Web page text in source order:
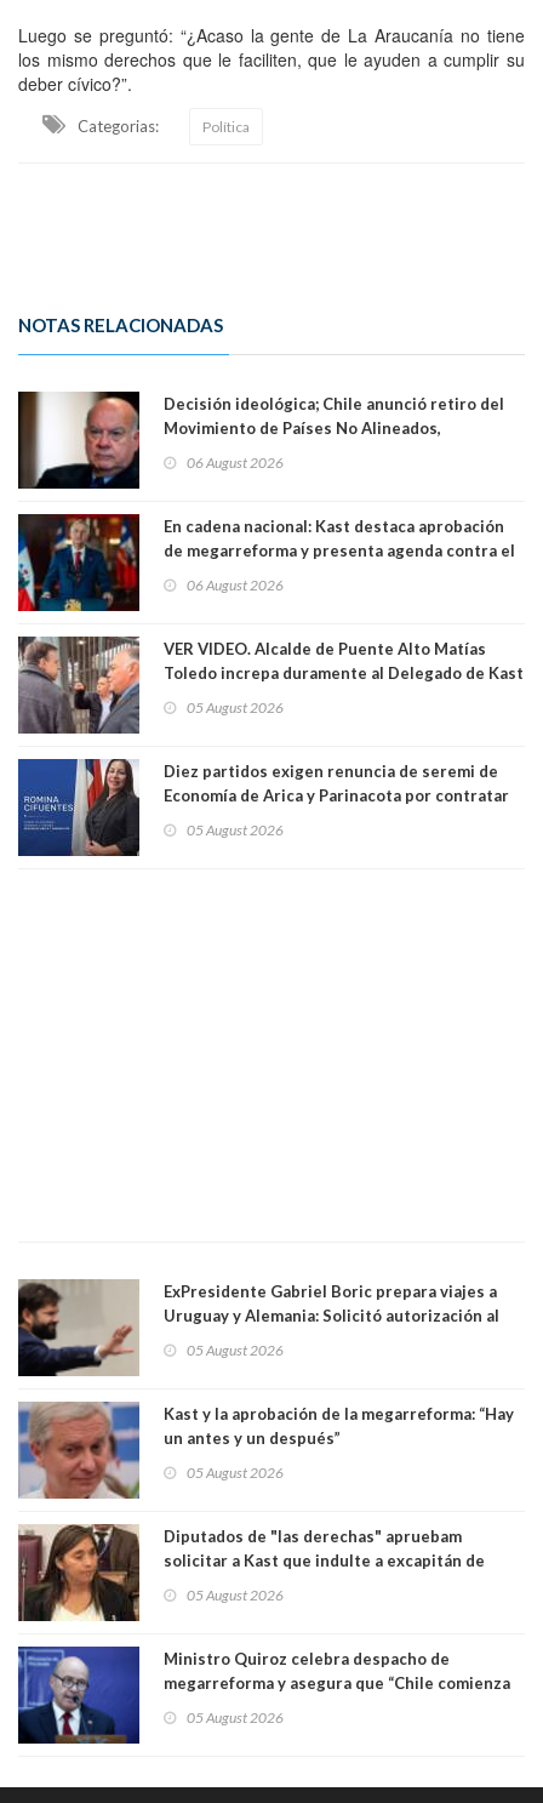
Luego se preguntó: “¿Acaso la gente de La Araucanía no tiene
los mismo derechos que le faciliten, que le ayuden a cumplir su
deber cívico?”.
Categorias: Política
NOTAS RELACIONADAS
Decisión ideológica; Chile anunció retiro del
Movimiento de Países No Alineados,
1971. Excanciller Insulza lamentó decisión
06 August 2026
En cadena nacional: Kast destaca aprobación
de megarreforma y presenta agenda contra el
06 August 2026
VER VIDEO. Alcalde de Puente Alto Matías
Toledo increpa duramente al Delegado de Kast
delegado nuevamente arrancando"
05 August 2026
Diez partidos exigen renuncia de seremi de
Economía de Arica y Parinacota por contratar
una militante de RN, detenida con 47 kilos de
05 August 2026
ExPresidente Gabriel Boric prepara viajes a
Uruguay y Alemania: Solicitó autorización al
05 August 2026
Kast y la aprobación de la megarreforma: “Hay
un antes y un después”
05 August 2026
Diputados de "las derechas" apruebam
solicitar a Kast que indulte a excapitán de
senadora Fabiola Campillai
05 August 2026
Ministro Quiroz celebra despacho de
megarreforma y asegura que “Chile comienza
05 August 2026